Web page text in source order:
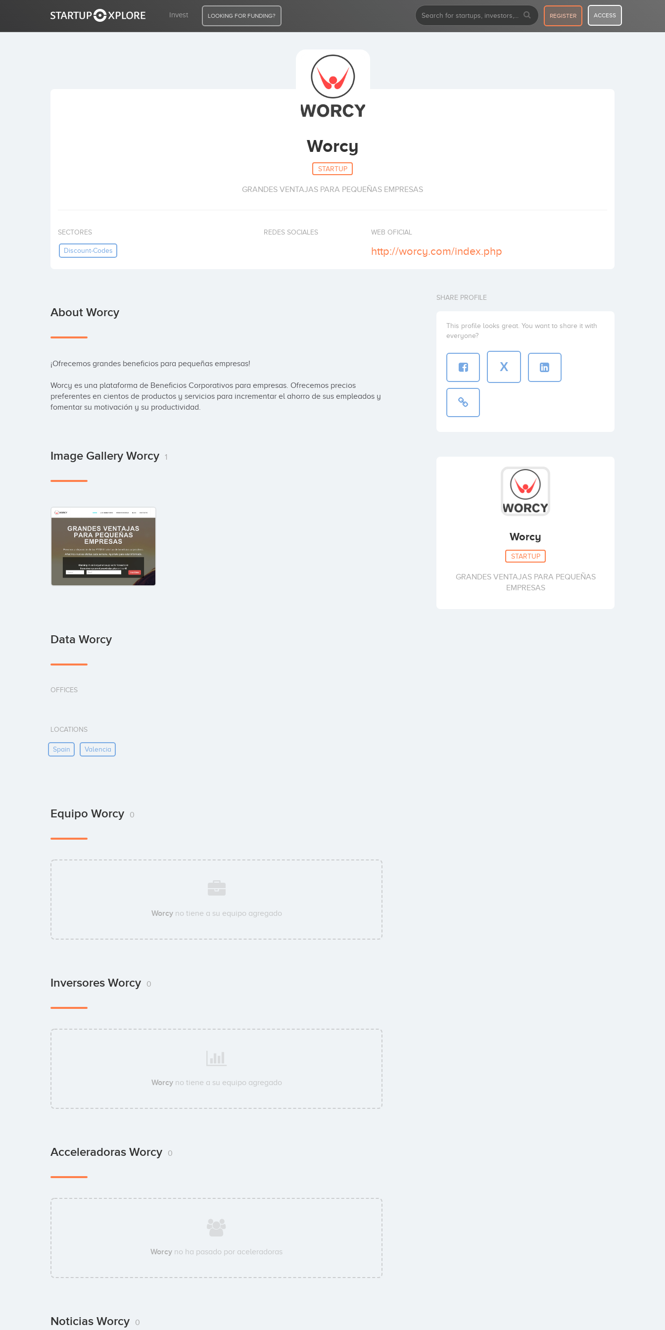
Invest LOOKING FOR FUNDING? REGISTER ACCESS
Worcy
STARTUP
GRANDES VENTAJAS PARA PEQUEÑAS EMPRESAS
SECTORES
Discount-Codes
REDES SOCIALES WEB OFICIAL
http://worcy.com/index.php
About Worcy
¡Ofrecemos grandes beneficios para pequeñas empresas!
Worcy es una plataforma de Beneficios Corporativos para empresas. Ofrecemos precios
preferentes en cientos de productos y servicios para incrementar el ahorro de sus empleados y
fomentar su motivación y su productividad.
Image Gallery Worcy 1
Data Worcy
OFFICES
LOCATIONS
Spain Valencia
Equipo Worcy 0
Worcyno tiene a su equipo agregado
Inversores Worcy 0
Worcyno tiene a su equipo agregado
Acceleradoras Worcy 0
Worcy no ha pasado por aceleradoras
Noticias Worcy 0
SHARE PROFILE
This profile looks great. You want to share it with
everyone?
X
Worcy
STARTUP
GRANDES VENTAJAS PARA PEQUEÑAS
EMPRESAS